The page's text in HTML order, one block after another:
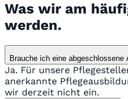
Was wir am
werden.
Brauche ich eine abgeschlossene
Ja. Für unsere
anerkannte
wir derzeit nicht ein.